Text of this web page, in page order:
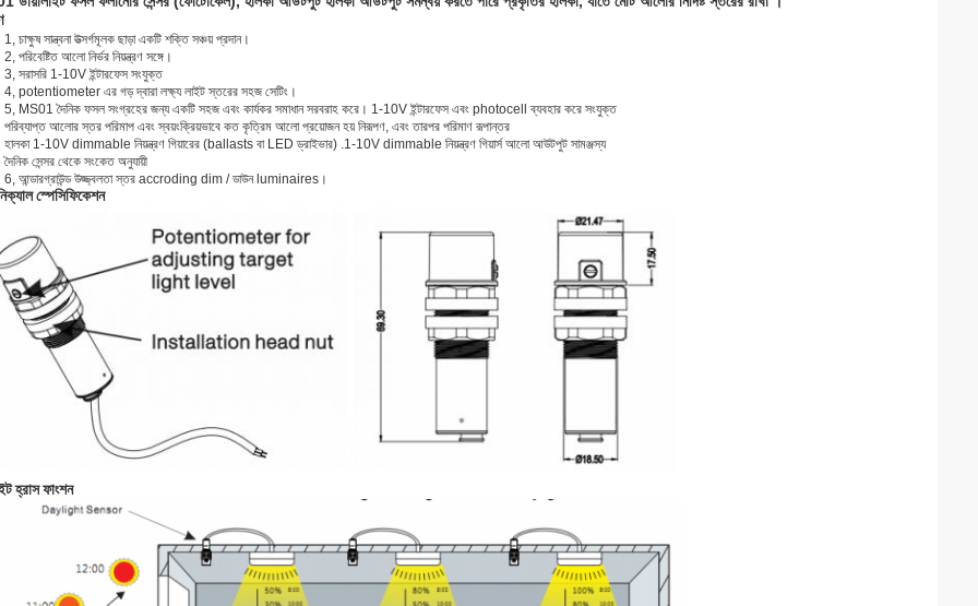
1, চাক্ষুষ সান্ত্বনা উত্সর্গমূলক ছাড়া একটি শক্তি সঞ্চয় প্রদান।
2, পরিবেষ্টিত আলো নির্ভর নিয়ন্ত্রণ সঙ্গে।
3, সরাসরি 1-10V ইন্টারফেস সংযুক্ত
4, potentiometer এর গড় দ্বারা লক্ষ্য লাইট স্তরের সহজ সেটিং।
5, MS01 দৈনিক ফসল সংগ্রহের জন্য একটি সহজ এবং কার্যকর সমাধান সরবরাহ করে। 1-10V ইন্টারফেস এবং photocell ব্যবহার করে সংযুক্ত
পরিব্যাপ্ত আলোর স্তর পরিমাপ এবং স্বয়ংক্রিয়ভাবে কত কৃত্রিম আলো প্রয়োজন হয় নিরূপণ, এবং তারপর পরিমাণ রূপান্তর
হালকা 1-10V dimmable নিয়ন্ত্রণ গিয়ারের (ballasts বা LED ড্রাইভার) .1-10V dimmable নিয়ন্ত্রণ গিয়ার্স আলো আউটপুট সামঞ্জস্য
দৈনিক সেন্সর থেকে সংকেত অনুযায়ী
6, আন্ডারগ্রাউন্ড উজ্জ্বলতা স্তর accroding dim / ডাউন luminaires।
স্পেসিফিকেশন
হ্রাস ফাংশন